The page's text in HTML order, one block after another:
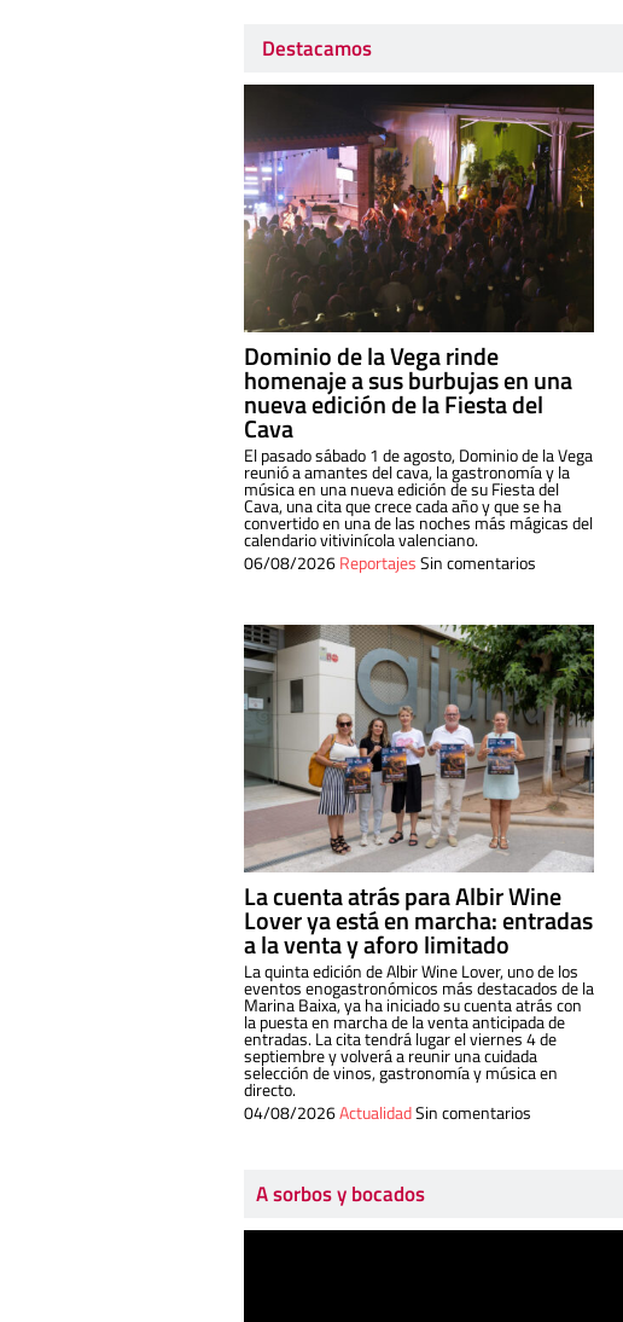
Destacamos
Dominio de la Vega rinde
homenaje a sus burbujas en una
nueva edición de la Fiesta del
Cava
El pasado sábado 1 de agosto, Dominio de la Vega
reunió a amantes del cava, la gastronomía y la
música en una nueva edición de su Fiesta del
Cava, una cita que crece cada año y que se ha
convertido en una de las noches más mágicas del
calendario vitivinícola valenciano.
06/08/2026ReportajesSin comentarios
La cuenta atrás para Albir Wine
Lover ya está en marcha: entradas
a la venta y aforo limitado
La quinta edición de Albir Wine Lover, uno de los
eventos enogastronómicos más destacados de la
Marina Baixa, ya ha iniciado su cuenta atrás con
la puesta en marcha de la venta anticipada de
entradas. La cita tendrá lugar el viernes 4 de
septiembre y volverá a reunir una cuidada
selección de vinos, gastronomía y música en
directo.
04/08/2026ActualidadSin comentarios
A sorbos y bocados